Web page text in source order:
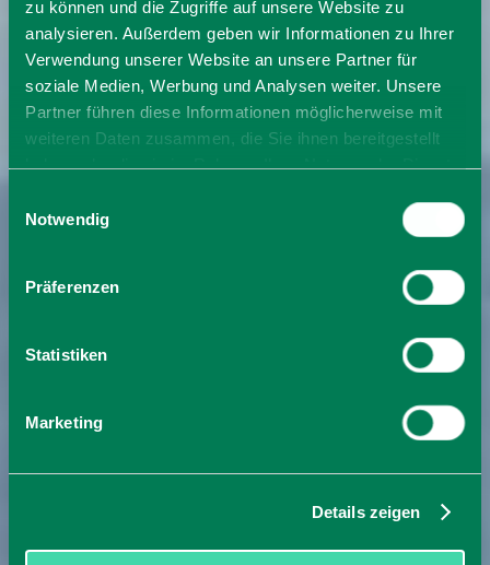
zu können und die Zugriffe auf unsere Website zu
analysieren. Außerdem geben wir Informationen zu Ihrer
Verwendung unserer Website an unsere Partner für
soziale Medien, Werbung und Analysen weiter. Unsere
Partner führen diese Informationen möglicherweise mit
weiteren Daten zusammen, die Sie ihnen bereitgestellt
haben oder die sie im Rahmen Ihrer Nutzung der Dienste
Cookies, wenn Sie unsere Webseite weiterhin nutzen.
Notwendig
Präferenzen
Statistiken
Marketing
Details zeigen